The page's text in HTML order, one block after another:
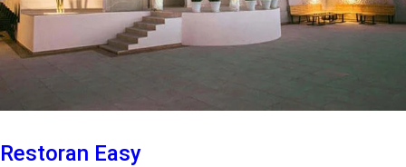
Restoran Easy